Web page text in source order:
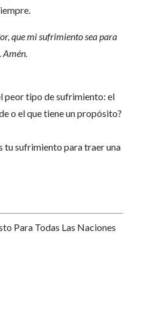
que mi sufrimiento sea para
Amén.
peor tipo de sufrimiento: el
o el que tiene un propósito?
tu sufrimiento para traer una
Para Todas Las Naciones